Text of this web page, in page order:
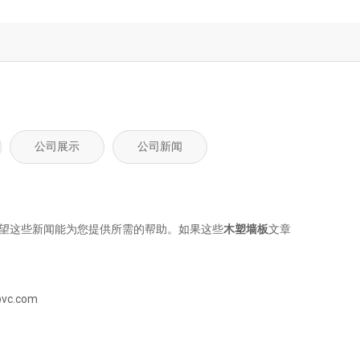
公司展示 公司新闻
这些新闻能为您提供所需的帮助。如果这些木塑墙板文章